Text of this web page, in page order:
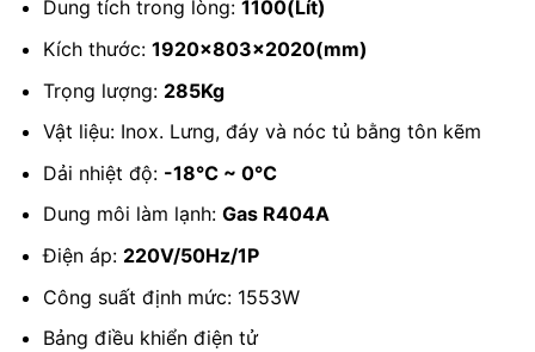
Dung tích trong lòng: 1100(Lít)
Kích thước: 1920x803x2020(mm)
Trọng lượng: 285Kg
Vật liệu: Inox. Lưng, đáy và nóc tủ bằng tôn kẽm
Dải nhiệt độ: -18℃ ~ 0℃
Dung môi làm lạnh: Gas R404A
Điện áp: 220V/50Hz/1P
Công suất định mức: 1553W
Bảng điều khiển điện tử